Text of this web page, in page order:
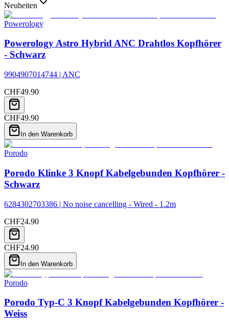
Neuheiten
Powerology
Powerology Astro Hybrid ANC Drahtlos Kopfhörer
- Schwarz
9904907014744 | ANC
CHF49.90
CHF49.90
In den Warenkorb
Porodo
Porodo Klinke 3 Knopf Kabelgebunden Kopfhörer -
Schwarz
6284302703386 | No noise cancelling - Wired - 1.2m
CHF24.90
CHF24.90
In den Warenkorb
Porodo
Porodo Typ-C 3 Knopf Kabelgebunden Kopfhörer -
Weiss